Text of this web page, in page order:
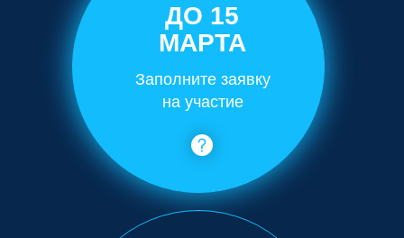
ДО 15
МАРТА
Заполните заявку
на участие